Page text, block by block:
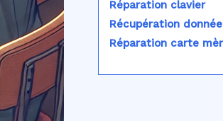
Réparation clavier
Récupération donnée
Réparation carte